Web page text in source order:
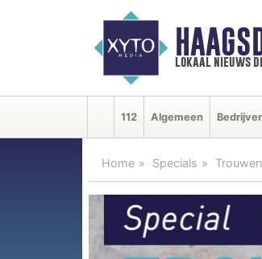
lokaal nieuws
112 Algemeen
Home Specials Trouwen